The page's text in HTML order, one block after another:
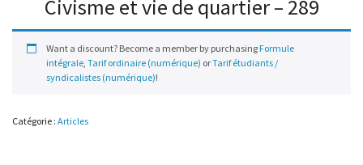
Civisme et vie de quartier – 289
Want a discount? Become a member by purchasing Formule
intégrale, Tarif ordinaire (numérique) orTarif étudiants /
syndicalistes (numérique)!
Catégorie : Articles